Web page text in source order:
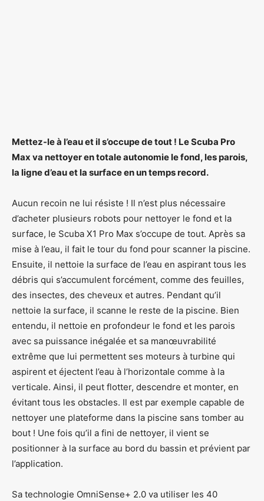
Mettez-le à l’eau et il s’occupe de tout ! Le Scuba Pro
Max va nettoyer en totale autonomie le fond, les parois,
la ligne d’eau et la surface en un temps record.
Aucun recoin ne lui résiste ! Il n’est plus nécessaire
d’acheter plusieurs robots pour nettoyer le fond et la
surface, le Scuba X1 Pro Max s’occupe de tout. Après sa
mise à l’eau, il fait le tour du fond pour scanner la piscine.
Ensuite, il nettoie la surface de l’eau en aspirant tous les
débris qui s’accumulent forcément, comme des feuilles,
des insectes, des cheveux et autres. Pendant qu’il
nettoie la surface, il scanne le reste de la piscine. Bien
entendu, il nettoie en profondeur le fond et les parois
avec sa puissance inégalée et sa manœuvrabilité
extrême que lui permettent ses moteurs à turbine qui
aspirent et éjectent l’eau à l’horizontale comme à la
verticale. Ainsi, il peut flotter, descendre et monter, en
évitant tous les obstacles. Il est par exemple capable de
nettoyer une plateforme dans la piscine sans tomber au
bout ! Une fois qu’il a fini de nettoyer, il vient se
positionner à la surface au bord du bassin et prévient par
l’application.
Sa technologie OmniSense+ 2.0 va utiliser les 40